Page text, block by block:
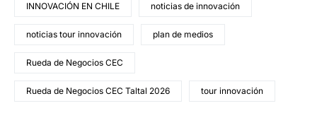
INNOVACIÓN EN CHILE noticias de innovación
noticias tour innovación plan de medios
Rueda de Negocios CEC
Rueda de Negocios CEC Taltal 2026 tour innovación